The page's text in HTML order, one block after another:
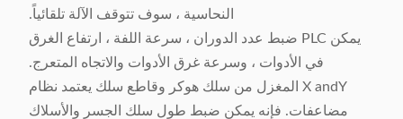
النحاسية ، سوف تتوقف الآلة تلقائياً.
يمكن PLC ضبط عدد الدوران ، سرعة اللفة ، ارتفاع الغرق
في الأدوات ، وسرعة غرق الأدوات والاتجاه المتعرج.
X andY المغزل من سلك هوكر وقاطع سلك يعتمد نظام
مضاعفات. فإنه يمكن ضبط طول سلك الجسر والأسلاك